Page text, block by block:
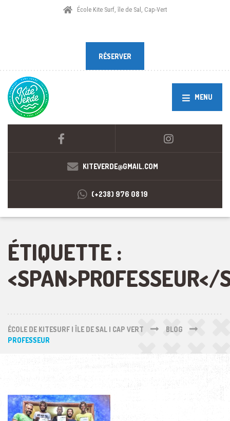
École Kite Surf, île de Sal, Cap-Vert
RÉSERVER
MENU
KITEVERDE@GMAIL.COM
(+238) 976 08 19
ÉTIQUETTE :
<SPAN>PROFESSEUR</
ÉCOLE DE KITESURF | ÎLE DE SAL | CAP VERT
BLOG
PROFESSEUR